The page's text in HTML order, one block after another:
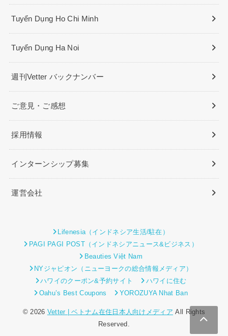
Tuyển Dụng Ho Chi Minh
Tuyển Dụng Ha Noi
週刊Vetter バックナンバー
ご意見・ご感想
採用情報
インターンシップ募集
運営会社
Lifenesia（インドネシア生活/駐在）
PAGI PAGI POST（インドネシアニュース&ビジネス）
Beauties Việt Nam
NYジャピオン（ニューヨークの総合情報メディア）
ハワイのクーポン&予約サイト
ハワイに住む
Oahu’s Best Coupons
YOROZUYA Nhat Ban
© 2026 Vetter | ベトナム在住日本人向けメディア All Rights
Reserved.